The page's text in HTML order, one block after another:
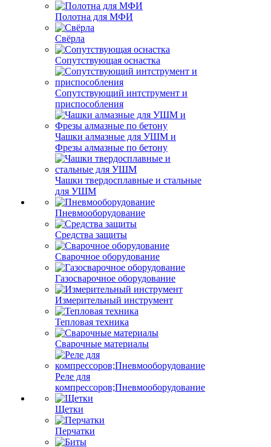
Полотна для МФИ
Свёрла
Сопутствующая оснастка
Сопутствующий интструмент и
приспособления
Чашки алмазные для УШМ и
Фрезы алмазные по бетону
Чашки твердосплавные и стальные
для УШМ
Пневмооборудование
Средства защиты
Сварочное оборудование
Газосварочное оборудование
Измерительный инструмент
Тепловая техника
Сварочные материалы
Реле для
компрессоров;Пневмооборудование
Щетки
Перчатки